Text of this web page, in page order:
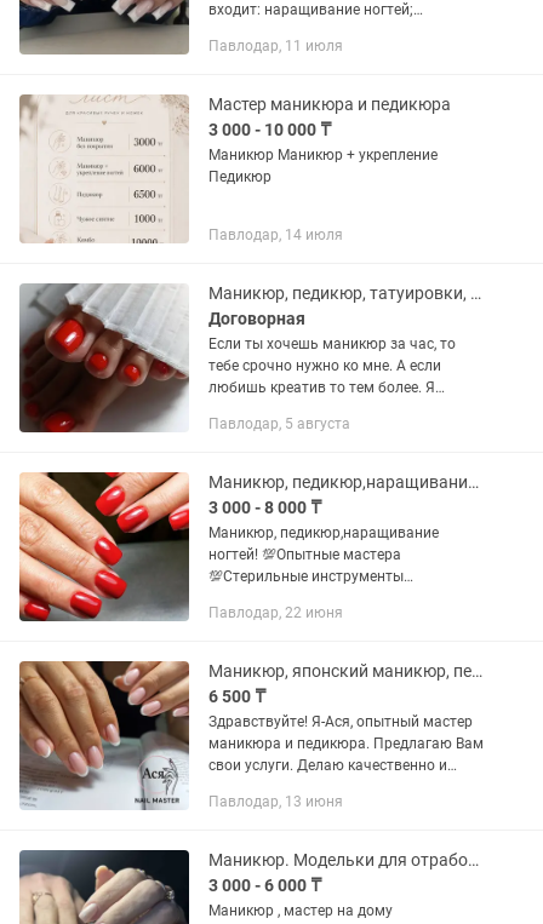
входит: наращивание ногтей;
гель-лаком. Стерильные инструменты.
Павлодар, 11 июля
Мастер маникюра и педикюра
3 000 - 10 000 ₸
Маникюр Маникюр + укрепление
Педикюр
Павлодар, 14 июля
Маникюр, педикюр, татуировки, прокол ушей и крыла носа
Договорная
Если ты хочешь маникюр за час, то
тебе срочно нужно ко мне. А если
любишь креатив то тем более. Я
услуги по маникюру, наращивание,
Павлодар, 5 августа
Маникюр, педикюр,наращивание ногтей
3 000 - 8 000 ₸
Маникюр, педикюр,наращивание
ногтей! 💯Опытные мастера
💯Стерильные инструменты
комбинированный 3500т 🪷
Наращивание ногтей до 1см 8500т 🪷
Френч...
Павлодар, 22 июня
Маникюр, японский маникюр, педикюр
6 500 ₸
Здравствуйте! Я-Ася, опытный мастер
маникюра и педикюра. Предлагаю Вам
свои услуги. Делаю качественно и
в салоне "Fox", по адресу ул.Каирбаева
Павлодар, 13 июня
Маникюр. Модельки для отработки скорости
3 000 - 6 000 ₸
Маникюр , мастер на дому